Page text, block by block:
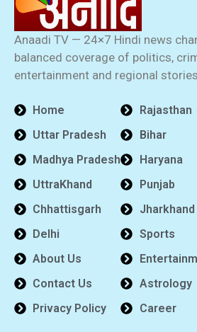
Anaadi TV — 24×7 Hindi news
balanced coverage of politics,
entertainment and regional stories.
Home
Uttar Pradesh
Madhya Pradesh
UttraKhand
Chhattisgarh
Delhi
About Us
Contact Us
Privacy Policy
Rajasthan
Bihar
Haryana
Punjab
Jharkhand
Sports
Astrology
Career